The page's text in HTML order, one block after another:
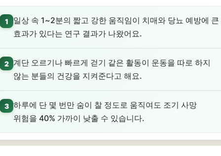
1
일상 속 1~2분의 짧고 강한 움직임이 치매와 당뇨 예방에 큰
효과가 있다는 연구 결과가 나왔어요.
2 계단 오르기나 빠르게 걷기 같은 활동이 운동을 따로 하지
않는 분들의 건강을 지켜준다고 해요.
3 하루에 단 몇 번만 숨이 찰 정도로 움직여도 조기 사망
위험을 40% 가까이 낮출 수 있습니다.